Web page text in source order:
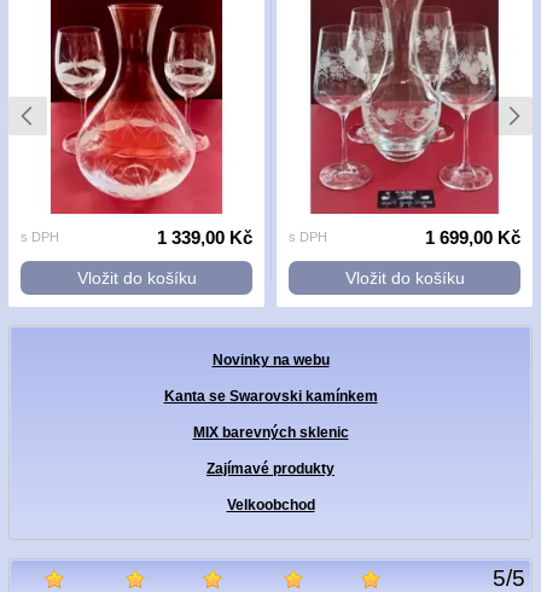
Novinky na webu
Kanta se Swarovski kamínkem
MIX barevných sklenic
Zajímavé produkty
Velkoobchod
5/5
s DPH 1 339,00 Kč
Vložit do košíku
s DPH 1 699,00 Kč
Vložit do košíku